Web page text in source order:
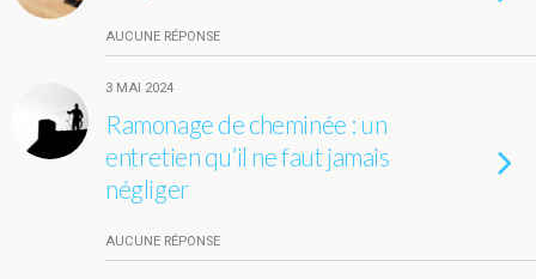
AUCUNE RÉPONSE
3 MAI 2024
Ramonage de cheminée : un
entretien qu’il ne faut jamais
négliger
AUCUNE RÉPONSE